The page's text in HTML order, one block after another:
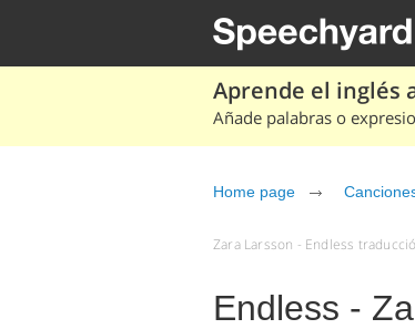
Aprende el inglés
Añade palabras o
Home page
Zara Larsson - Endless
Endless -